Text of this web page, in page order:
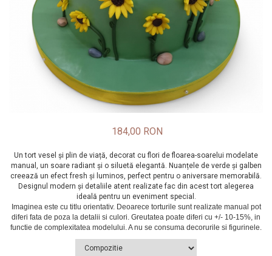
184,00 RON
Un tort vesel și plin de viață, decorat cu flori de floarea-soarelui modelate
manual, un soare radiant și o siluetă elegantă. Nuanțele de verde și galben
creează un efect fresh și luminos, perfect pentru o aniversare memorabilă.
Designul modern și detaliile atent realizate fac din acest tort alegerea
ideală pentru un eveniment special.